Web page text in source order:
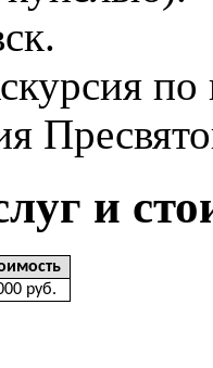
и
0 руб.